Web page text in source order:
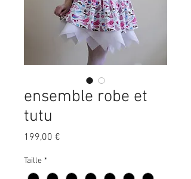
ensemble robe et
tutu
199,00 €
Taille *